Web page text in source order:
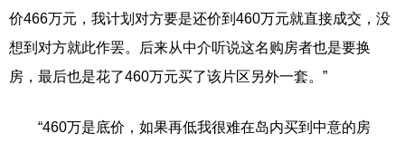
价466万元，我计划对方要是还价到460万元就直接成交，没
想到对方就此作罢。后来从中介听说这名购房者也是要换
房，最后也是花了460万元买了该片区另外一套。”
“460万是底价，如果再低我很难在岛内买到中意的房